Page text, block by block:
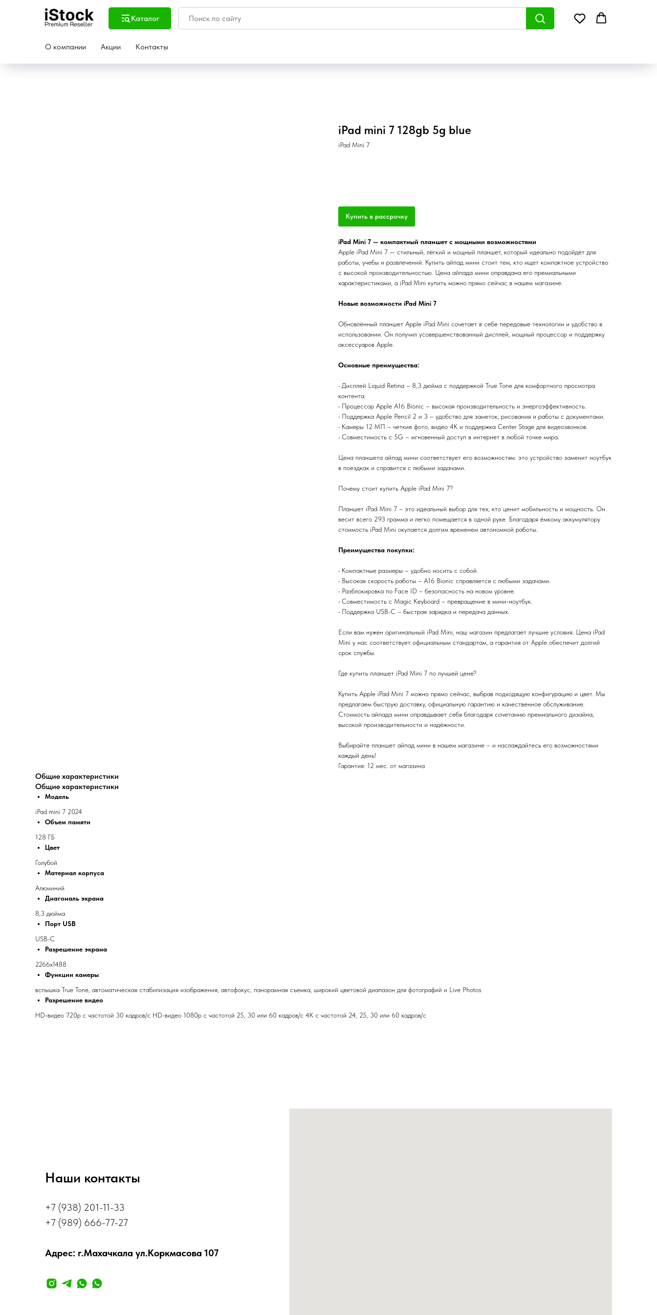
Каталог
О компании Акции Контакты
iPad mini 7 128gb 5g blue
iPad Mini 7
Купить в рассрочку
iPad Mini 7 — компактный планшет с мощными возможностями
Apple iPad Mini 7 — стильный, лёгкий и мощный планшет, который идеально подойдёт для
работы, учебы и развлечений. Купить айпад мини стоит тем, кто ищет компактное устройство
с высокой производительностью. Цена айпада мини оправдана его премиальными
характеристиками, а iPad Mini купить можно прямо сейчас в нашем магазине.
Новые возможности iPad Mini 7
Обновлённый планшет Apple iPad Mini сочетает в себе передовые технологии и удобство в
использовании. Он получил усовершенствованный дисплей, мощный процессор и поддержку
аксессуаров Apple.
Основные преимущества:
• Дисплей Liquid Retina – 8,3 дюйма с поддержкой True Tone для комфортного просмотра
контента.
• Процессор Apple A16 Bionic – высокая производительность и энергоэффективность.
• Поддержка Apple Pencil 2 и 3 – удобство для заметок, рисования и работы с документами.
• Камеры 12 МП – четкие фото, видео 4K и поддержка Center Stage для видеозвонков.
• Совместимость с 5G – мгновенный доступ в интернет в любой точке мира.
Цена планшета айпад мини соответствует его возможностям: это устройство заменит ноутбук
в поездках и справится с любыми задачами.
Почему стоит купить Apple iPad Mini 7?
Планшет iPad Mini 7 – это идеальный выбор для тех, кто ценит мобильность и мощность. Он
весит всего 293 грамма и легко помещается в одной руке. Благодаря ёмкому аккумулятору
стоимость iPad Mini окупается долгим временем автономной работы.
Преимущества покупки:
• Компактные размеры – удобно носить с собой.
• Высокая скорость работы – A16 Bionic справляется с любыми задачами.
• Разблокировка по Face ID – безопасность на новом уровне.
• Совместимость с Magic Keyboard – превращение в мини-ноутбук.
• Поддержка USB-C – быстрая зарядка и передача данных.
Если вам нужен оригинальный iPad Mini, наш магазин предлагает лучшие условия. Цена iPad
Mini у нас соответствует официальным стандартам, а гарантия от Apple обеспечит долгий
срок службы.
Где купить планшет iPad Mini 7 по лучшей цене?
Купить Apple iPad Mini 7 можно прямо сейчас, выбрав подходящую конфигурацию и цвет. Мы
предлагаем быструю доставку, официальную гарантию и качественное обслуживание.
Стоимость айпада мини оправдывает себя благодаря сочетанию премиального дизайна,
высокой производительности и надёжности.
Выбирайте планшет айпад мини в нашем магазине – и наслаждайтесь его возможностями
каждый день!
Гарантия: 12 мес. от магазина
Общие характеристики
Общие характеристики
Модель
iPad mini 7 2024
Объем памяти
128 ГБ
Цвет
Голубой
Материал корпуса
Алюминий
Диагональ экрана
8,3 дюйма
Порт USB
USB-C
Разрешение экрана
2266x1488
Функции камеры
вспышка True Tone, автоматическая стабилизация изображения, автофокус, панорамная съемка, широкий цветовой диапазон для фотографий и Live Photos
Разрешение видео
HD-видео 720p с частотой 30 кадров/ с HD-видео 1080p с частотой 25, 30 или 60 кадров/ с 4K с частотой 24, 25, 30 или 60 кадров/ с
Наши контакты
+7 (938) 201-11-33
+7 (989) 666-77-27
Адрес: г.Махачкала ул.Коркмасова 107